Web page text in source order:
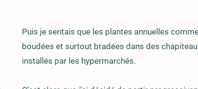
Puis je sentais que les plantes annuelles
boudées et surtout bradées dans des
installés par les hypermarchés.